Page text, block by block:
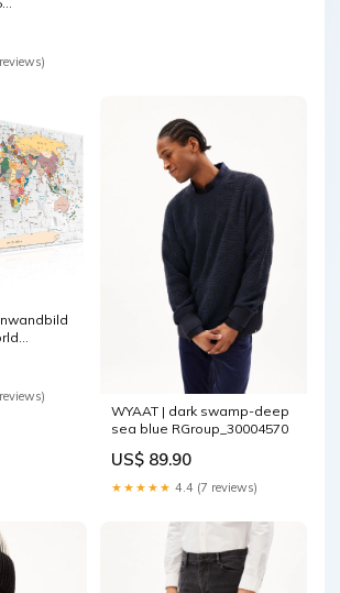
WYAAT | dark swamp-deep
sea blue RGroup_30004570
US$ 89.90
★★★★★ 4.4 (7 reviews)